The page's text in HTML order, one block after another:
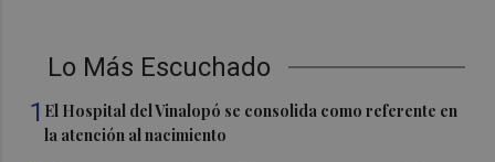
Lo Más Escuchado
1 El Hospital del Vinalopó se consolida como referente en
la atención al nacimiento